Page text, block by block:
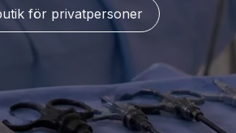
för privatpersoner